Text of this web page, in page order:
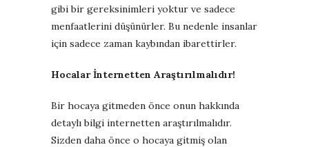
gibi bir gereksinimleri yoktur ve sadece
menfaatlerini düşünürler. Bu nedenle insanlar
için sadece zaman kaybından ibarettirler.
Hocalar İnternetten Araştırılmalıdır!
Bir hocaya gitmeden önce onun hakkında
detaylı bilgi internetten araştırılmalıdır.
Sizden daha önce o hocaya gitmiş olan